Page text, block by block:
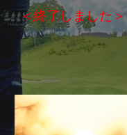
＜終了しました＞